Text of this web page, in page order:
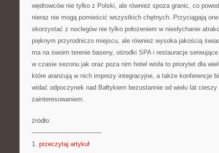
wędrowców nie tylko z Polski, ale również spoza granic, co
nieraz nie mogą pomieścić wszystkich chętnych. Przyciągają
skorzystać z noclegów nie tylko położeniem w niesłychanie
pięknym przyrodniczo miejscu, ale również wysoka jakością
ma na swoim terenie baseny, ośrodki SPA i restauracje
w czasie sezonu jak oraz poza nim hotel wisła to priorytet dla
które aranżują w nich imprezy integracyjne, a także konferencje
widać odpoczynek nad Bałtykiem bezustannie od wielu lat
zainteresowaniem.
źródło:
———————————
1. przeczytaj artykuł